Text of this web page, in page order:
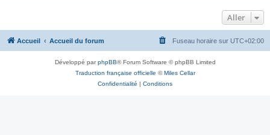
Aller
Accueil Accueil du forum Fuseau horaire sur UTC+02:00
Développé parphpBB® Forum Software © phpBB Limited
Traduction française officielle ©Miles Cellar
Confidentialité | Conditions